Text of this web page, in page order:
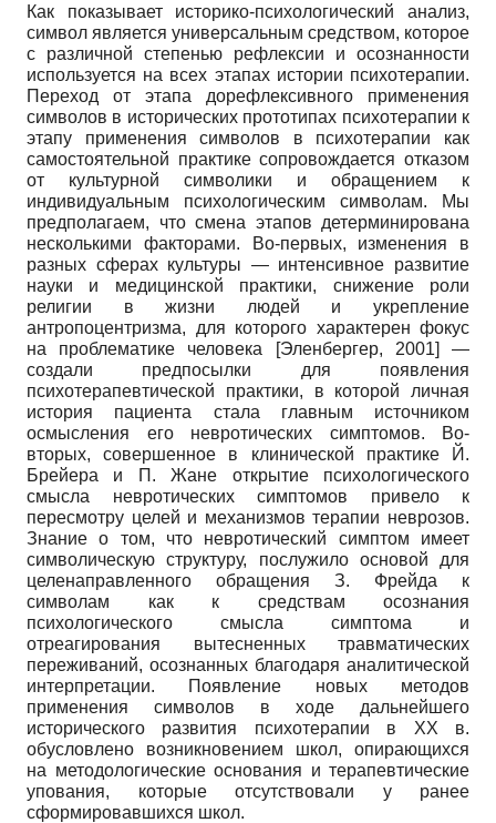
Как показывает историко-психологический анализ,
символ является универсальным средством, которое
с различной степенью рефлексии и осознанности
используется на всех этапах истории психотерапии.
Переход от этапа дорефлексивного применения
символов в исторических прототипах психотерапии к
этапу применения символов в психотерапии как
самостоятельной практике сопровождается отказом
от культурной символики и обращением к
индивидуальным психологическим символам. Мы
предполагаем, что смена этапов детерминирована
несколькими факторами. Во-первых, изменения в
разных сферах культуры — интенсивное развитие
науки и медицинской практики, снижение роли
религии в жизни людей и укрепление
антропоцентризма, для которого характерен фокус
на проблематике человека [Эленбергер, 2001] —
создали предпосылки для появления
психотерапевтической практики, в которой личная
история пациента стала главным источником
осмысления его невротических симптомов. Во-
вторых, совершенное в клинической практике Й.
Брейера и П. Жане открытие психологического
смысла невротических симптомов привело к
пересмотру целей и механизмов терапии неврозов.
Знание о том, что невротический симптом имеет
символическую структуру, послужило основой для
целенаправленного обращения З. Фрейда к
символам как к средствам осознания
психологического смысла симптома и
отреагирования вытесненных травматических
переживаний, осознанных благодаря аналитической
интерпретации. Появление новых методов
применения символов в ходе дальнейшего
исторического развития психотерапии в XX в.
обусловлено возникновением школ, опирающихся
на методологические основания и терапевтические
упования, которые отсутствовали у ранее
сформировавшихся школ.